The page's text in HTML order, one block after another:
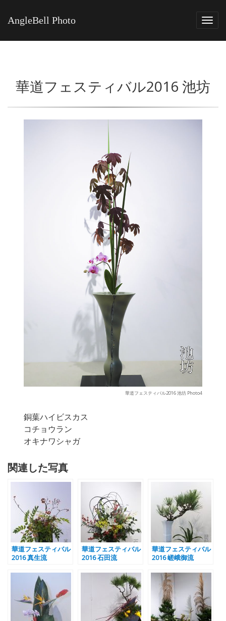
AngleBell Photo
華道フェスティバル2016 池坊
華道フェスティバル2016 池坊 Photo4
銅葉ハイビスカス
コチョウラン
オキナワシャガ
関連した写真
華道フェスティバル
2016 真生流
華道フェスティバル
2016 石田流
華道フェスティバル
2016 嵯峨御流